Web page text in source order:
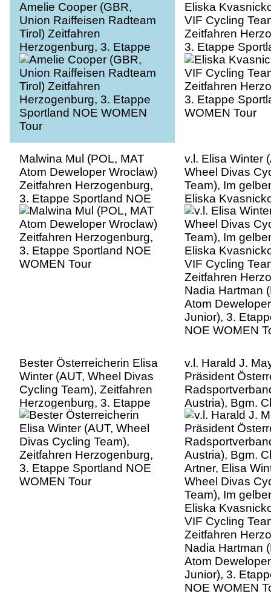
Amelie Cooper (GBR,
Union Raiffeisen Radteam
Tirol) Zeitfahren
Herzogenburg, 3. Etappe
Sportland NOE WOMEN
Tour
Eliska
VIF Cycling
Zeitfahren
3. Etappe
WOMEN Tour
Malwina Mul (POL, MAT
Atom Deweloper Wroclaw)
Zeitfahren Herzogenburg,
3. Etappe Sportland NOE
WOMEN Tour
v.l. Elisa Winter
Wheel Divas
Team), Im
Eliska
VIF Cycling
Zeitfahren
Nadia Hartman
Atom
Junior), 3.
NOE WOMEN
Bester Österreicherin Elisa
Winter (AUT, Wheel Divas
Cycling Team), Zeitfahren
Herzogenburg, 3. Etappe
Sportland NOE WOMEN
Tour
v.l. Harald J.
Präsident
Austria), Bgm.
Artner, Elisa
Wheel Divas
Team), Im
Eliska
VIF Cycling
Zeitfahren
Nadia Hartman
Atom
Junior), 3.
NOE WOMEN